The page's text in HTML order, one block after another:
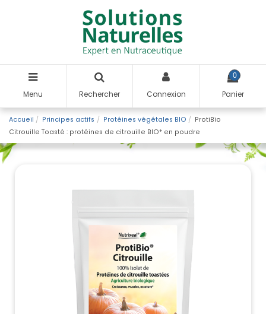
Menu Rechercher Connexion
0
Panier
Accueil Principes actifs Protéines végétales BIO
ProtiBio
Citrouille Toasté : protéines de citrouille BIO* en poudre